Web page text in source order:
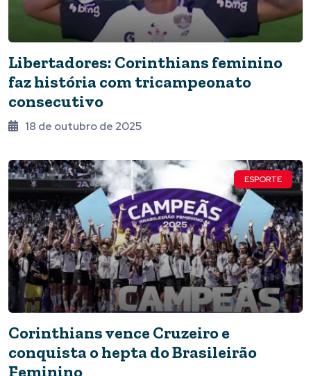
Libertadores: Corinthians feminino
faz história com tricampeonato
consecutivo
18 de outubro de 2025
ESPORTE
Corinthians vence Cruzeiro e
conquista o hepta do Brasileirão
Feminino